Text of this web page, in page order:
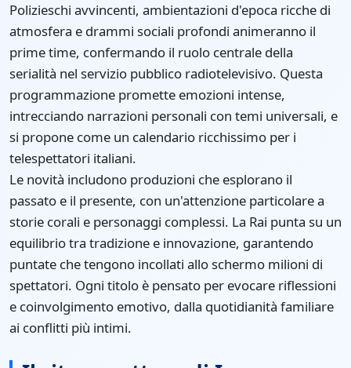
Polizieschi avvincenti, ambientazioni d'epoca ricche di
atmosfera e drammi sociali profondi animeranno il
prime time, confermando il ruolo centrale della
serialità nel servizio pubblico radiotelevisivo. Questa
programmazione promette emozioni intense,
intrecciando narrazioni personali con temi universali, e
si propone come un calendario ricchissimo per i
telespettatori italiani.
Le novità includono produzioni che esplorano il
passato e il presente, con un'attenzione particolare a
storie corali e personaggi complessi. La Rai punta su un
equilibrio tra tradizione e innovazione, garantendo
puntate che tengono incollati allo schermo milioni di
spettatori. Ogni titolo è pensato per evocare riflessioni
e coinvolgimento emotivo, dalla quotidianità familiare
ai conflitti più intimi.